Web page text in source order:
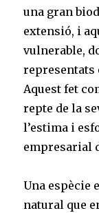
una gran
extensió, i
vulnerable,
representats
Aquest fet
repte de la
l’estima i
empresarial
Una espècie
natural que